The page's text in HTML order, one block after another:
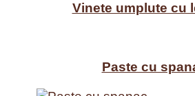
Vinete umplute cu
Paste cu